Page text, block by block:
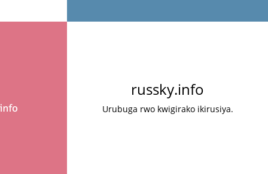
russky.info
Urubuga rwo kwigirako ikirusiya.